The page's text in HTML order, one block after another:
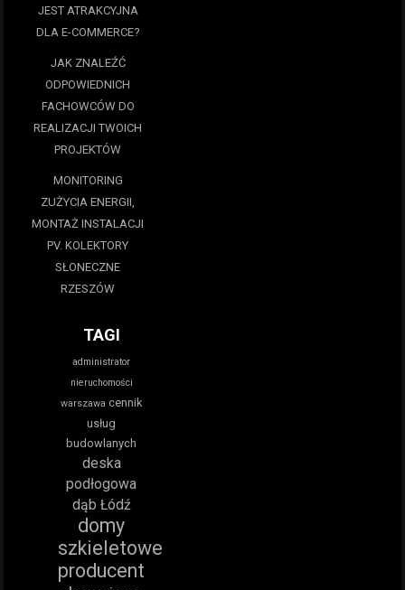
JEST ATRAKCYJNA
DLA E-COMMERCE?
JAK ZNALEŹĆ
ODPOWIEDNICH
FACHOWCÓW DO
REALIZACJI TWOICH
PROJEKTÓW
MONITORING
ZUŻYCIA ENERGII,
MONTAŻ INSTALACJI
PV. KOLEKTORY
SŁONECZNE
RZESZÓW
TAGI
administrator
nieruchomości
warszawa cennik
usług
budowlanych
deska
podłogowa
dąb Łódź
domy
szkieletowe
producent